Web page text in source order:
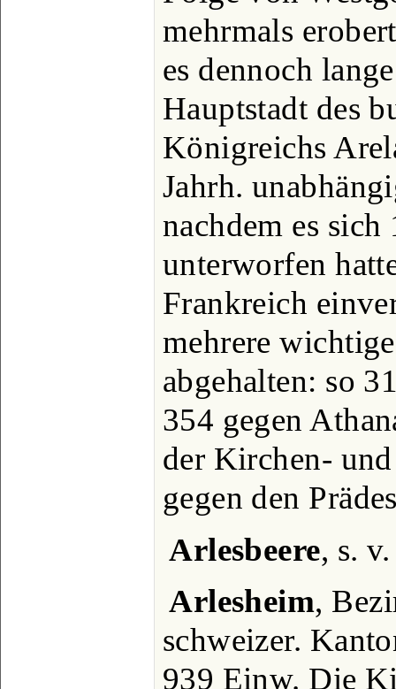
mehrmals
es dennoch
Hauptstadt des
Königreichs
Jahrh.
nachdem es
unterworfen
Frankreich
mehrere
abgehalten: so
354 gegen
der Kirchen-
gegen den
Arlesbeere, s.
Arlesheim,
schweizer.
939 Einw. Die